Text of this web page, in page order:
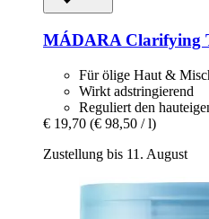
MÁDARA Clarifying
Für ölige Haut &
Wirkt adstringierend
Reguliert den
€ 19,70 (€ 98,50 / l)
Zustellung bis 11. August